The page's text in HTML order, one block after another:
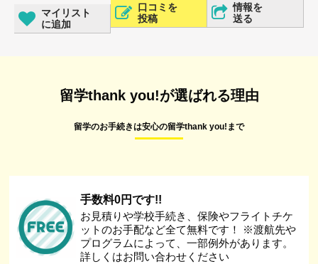
マイリスト
に追加
口コミを
投稿
情報を
送る
留学thank you!が選ばれる理由
留学のお手続きは安心の留学thank you!まで
手数料0円です!!
お見積りや学校手続き、保険やフライトチケ
ットのお手配など全て無料です！ ※渡航先や
プログラムによって、一部例外があります。
詳しくはお問い合わせください